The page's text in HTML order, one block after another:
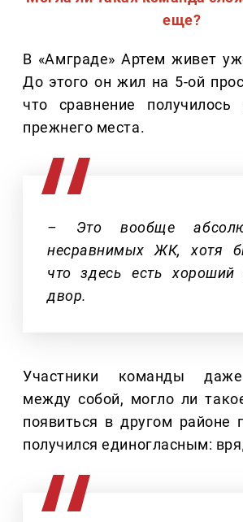
еще?
В «Амграде» Артем живет
До этого он жил на 5-ой
что сравнение
прежнего места.
– Это вообще
несравнимых ЖК, хотя
что здесь есть хороший
двор.
Участники команды
между собой, могло ли
появиться в другом районе
получился единогласным: